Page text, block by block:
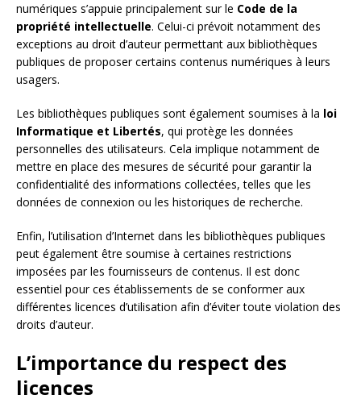
numériques s’appuie principalement sur le Code de la
propriété intellectuelle. Celui-ci prévoit notamment des
exceptions au droit d’auteur permettant aux bibliothèques
publiques de proposer certains contenus numériques à leurs
usagers.
Les bibliothèques publiques sont également soumises à la loi
Informatique et Libertés, qui protège les données
personnelles des utilisateurs. Cela implique notamment de
mettre en place des mesures de sécurité pour garantir la
confidentialité des informations collectées, telles que les
données de connexion ou les historiques de recherche.
Enfin, l’utilisation d’Internet dans les bibliothèques publiques
peut également être soumise à certaines restrictions
imposées par les fournisseurs de contenus. Il est donc
essentiel pour ces établissements de se conformer aux
différentes licences d’utilisation afin d’éviter toute violation des
droits d’auteur.
L’importance du respect des
licences